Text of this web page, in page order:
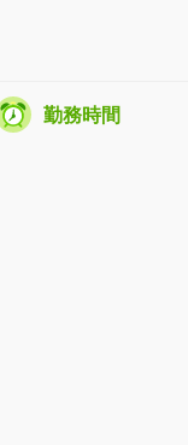
勤務時間